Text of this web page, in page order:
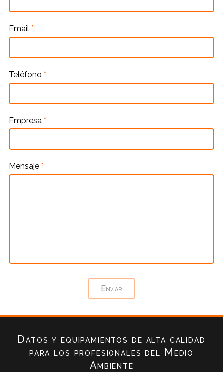
Email *
Teléfono *
Empresa *
Mensaje *
Datos y equipamientos de alta calidad
para los profesionales del Medio
Ambiente